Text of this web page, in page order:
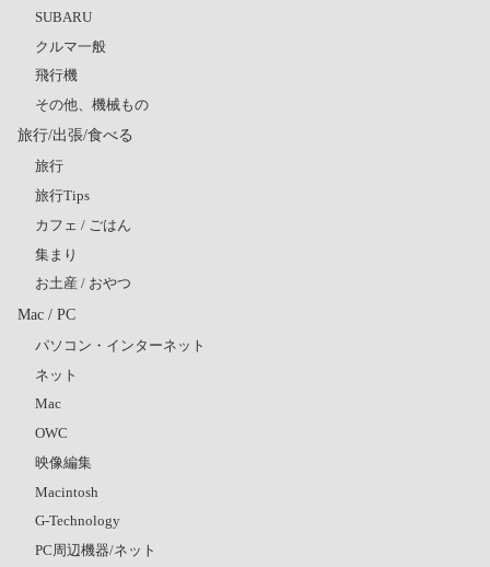
SUBARU
クルマ一般
飛行機
その他、機械もの
旅行/出張/食べる
旅行
旅行Tips
カフェ / ごはん
集まり
お土産 / おやつ
Mac / PC
パソコン・インターネット
ネット
Mac
OWC
映像編集
Macintosh
G-Technology
PC周辺機器/ネット